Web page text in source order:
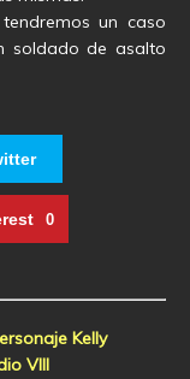
un caso
soldado de asalto
0
Kelly
VIII